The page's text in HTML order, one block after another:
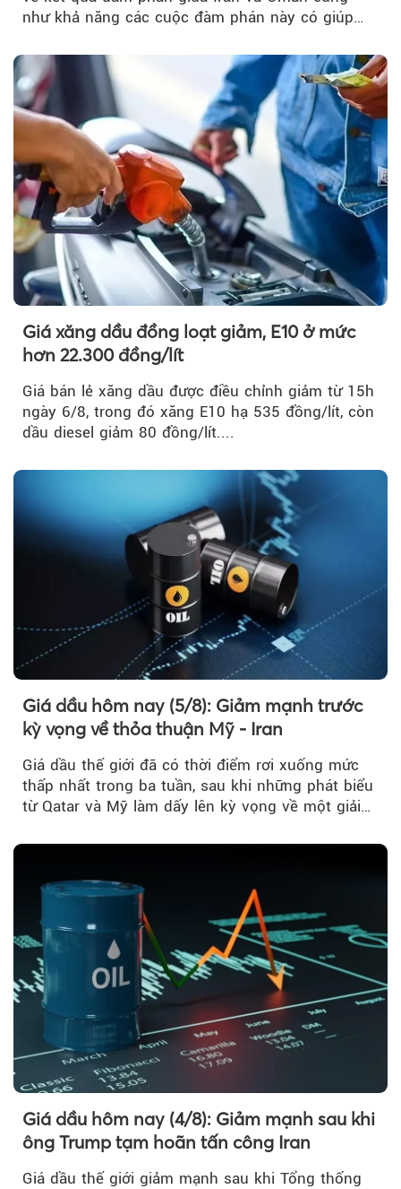
như khả năng các cuộc đàm phán này có giúp
Hormuz hay không.
Giá xăng dầu đồng loạt giảm, E10 ở mức
hơn 22.300 đồng/lít
Giá bán lẻ xăng dầu được điều chỉnh giảm từ 15h
ngày 6/8, trong đó xăng E10 hạ 535 đồng/lít, còn
dầu diesel giảm 80 đồng/lít....
Giá dầu hôm nay (5/8): Giảm mạnh trước
kỳ vọng về thỏa thuận Mỹ - Iran
Giá dầu thế giới đã có thời điểm rơi xuống mức
thấp nhất trong ba tuần, sau khi những phát biểu
từ Qatar và Mỹ làm dấy lên kỳ vọng về một giải
Iran.
Giá dầu hôm nay (4/8): Giảm mạnh sau khi
ông Trump tạm hoãn tấn công Iran
Giá dầu thế giới giảm mạnh sau khi Tổng thống